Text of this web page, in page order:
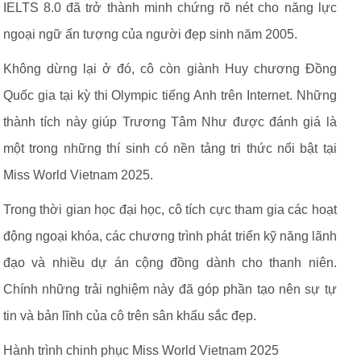
IELTS 8.0 đã trở thành minh chứng rõ nét cho năng lực
ngoại ngữ ấn tượng của người đẹp sinh năm 2005.
Không dừng lại ở đó, cô còn giành Huy chương Đồng
Quốc gia tại kỳ thi Olympic tiếng Anh trên Internet. Những
thành tích này giúp Trương Tâm Như được đánh giá là
một trong những thí sinh có nền tảng tri thức nổi bật tại
Miss World Vietnam 2025.
Trong thời gian học đại học, cô tích cực tham gia các hoạt
động ngoại khóa, các chương trình phát triển kỹ năng lãnh
đạo và nhiều dự án cộng đồng dành cho thanh niên.
Chính những trải nghiệm này đã góp phần tạo nên sự tự
tin và bản lĩnh của cô trên sân khấu sắc đẹp.
Hành trình chinh phục Miss World Vietnam 2025